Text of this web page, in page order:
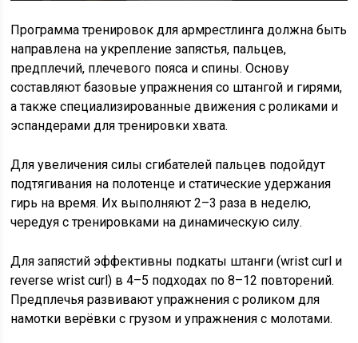
Программа тренировок для армрестлинга должна быть
направлена на укрепление запястья, пальцев,
предплечий, плечевого пояса и спины. Основу
составляют базовые упражнения со штангой и гирями,
а также специализированные движения с роликами и
эспандерами для тренировки хвата.
Для увеличения силы сгибателей пальцев подойдут
подтягивания на полотенце и статические удержания
гирь на время. Их выполняют 2–3 раза в неделю,
чередуя с тренировками на динамическую силу.
Для запястий эффективны подкаты штанги (wrist curl и
reverse wrist curl) в 4–5 подходах по 8–12 повторений.
Предплечья развивают упражнения с роликом для
намотки верёвки с грузом и упражнения с молотами.